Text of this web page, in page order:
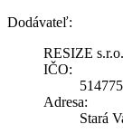
Dodávateľ:
RESIZE s.r.o.
IČO:
Adresa:
Stará